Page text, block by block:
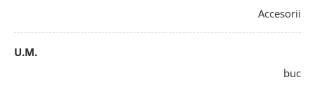
Accesorii
U.M.
buc